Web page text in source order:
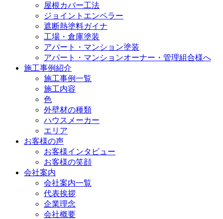
屋根カバー工法
ジョイントエンペラー
遮断熱塗料ガイナ
工場・倉庫塗装
アパート・マンション塗装
アパート・マンションオーナー・管理組合様へ
施工事例紹介
施工事例一覧
施工内容
色
外壁材の種類
ハウスメーカー
エリア
お客様の声
お客様インタビュー
お客様の笑顔
会社案内
会社案内一覧
代表挨拶
企業理念
会社概要